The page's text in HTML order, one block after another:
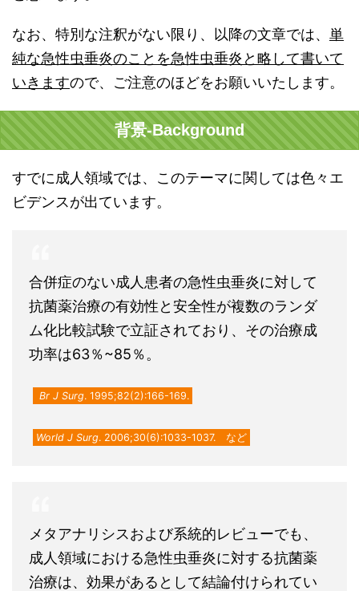
なお、特別な注釈がない限り、以降の文章では、 単
純な急性虫垂炎のことを急性虫垂炎と略して書いて
いきますので、ご注意のほどをお願いいたします。
背景-Background
すでに成人領域では、このテーマに関しては色々エ
ビデンスが出ています。
合併症のない成人患者の急性虫垂炎に対して
抗菌薬治療の有効性と安全性が複数のランダ
ム化比較試験で立証されており、その治療成
功率は63％~85％。
Br J Surg. 1995;82(2):166-169.
World J Surg. 2006;30(6):1033-1037. など
メタアナリシスおよび系統的レビューでも、
成人領域における急性虫垂炎に対する抗菌薬
治療は、効果があるとして結論付けられてい